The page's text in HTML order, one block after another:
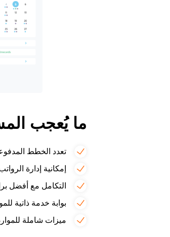
ما يُعجب
تعدد الخطط
إمكانية إدارة
التكامل مع أفضل
بوابة خدمة ذاتية
ميزات شاملة